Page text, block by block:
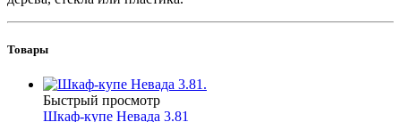
Товары
Быстрый просмотр
Шкаф-купе Невада 3.81